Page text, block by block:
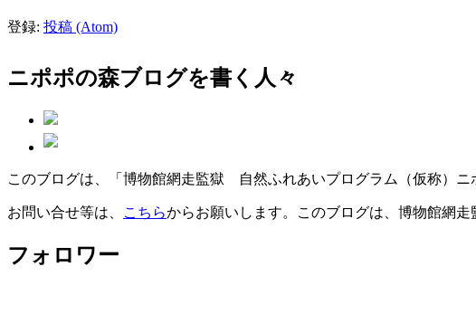
登録: 投稿 (Atom)
ニポポの森ブログを書く人々
このブログは、「博物館網走監獄 自然ふれあいプログラム（仮称）ニ
お問い合せ等は、 こちらからお願いします。このブログは、博物館網走
フォロワー